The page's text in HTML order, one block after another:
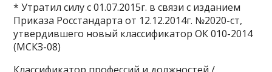
* Утратил силу с 01.07.2015г. в связи с изданием
Приказа Росстандарта от 12.12.2014г. №2020-ст,
утвердившего новый классификатор ОК 010-2014
(МСКЗ-08)